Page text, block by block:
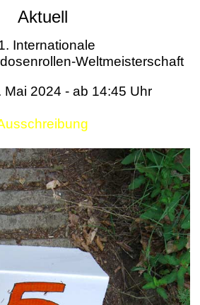
Aktuell
Internationale
Weltmeisterschaft
Mai 2024 - ab 14:45 Uhr